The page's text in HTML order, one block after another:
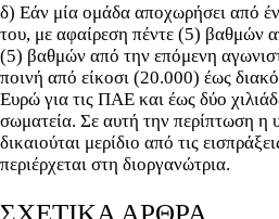
δ) Εάν μία ομάδα αποχωρήσει από
του, με αφαίρεση πέντε (5) βαθμών
(5) βαθμών από την επόμενη
ποινή από είκοσι (20.000) έως
Ευρώ για τις ΠΑΕ και έως δύο
σωματεία. Σε αυτή την περίπτωση η
δικαιούται μερίδιο από τις
περιέρχεται στη διοργανώτρια.
ΣΧΕΤΙΚΑ ΑΡΘΡΑ